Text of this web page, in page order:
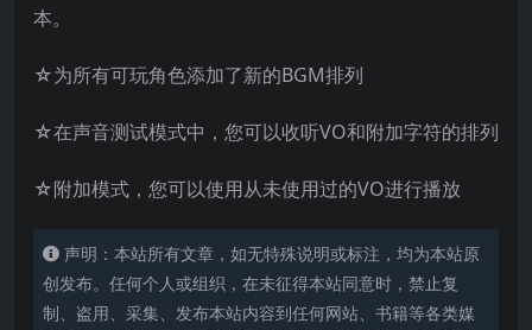
本。
☆为所有可玩角色添加了新的BGM排列
☆在声音测试模式中，您可以收听VO和附加字符的排列
☆附加模式，您可以使用从未使用过的VO进行播放
声明：本站所有文章，如无特殊说明或标注，均为本站原
创发布。任何个人或组织，在未征得本站同意时，禁止复
制、盗用、采集、发布本站内容到任何网站、书籍等各类媒